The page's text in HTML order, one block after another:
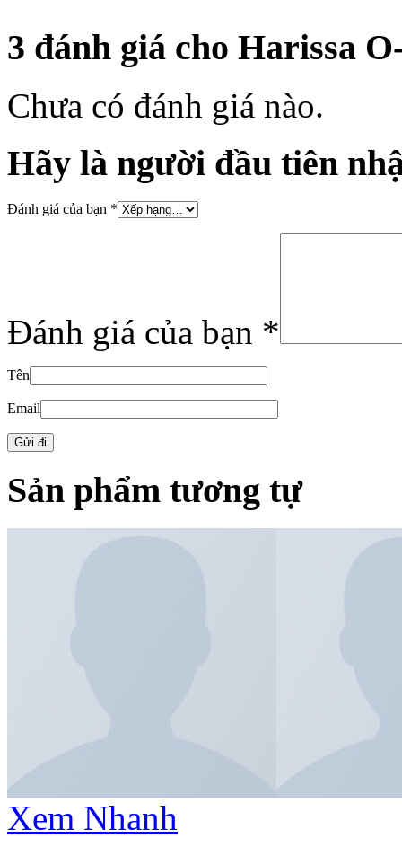
3 đánh giá cho Harissa
Chưa có đánh giá nào.
Hãy là người đầu tiên
Đánh giá của bạn *
Đánh giá của bạn *
Tên
Email
Sản phẩm tương tự
Xem Nhanh